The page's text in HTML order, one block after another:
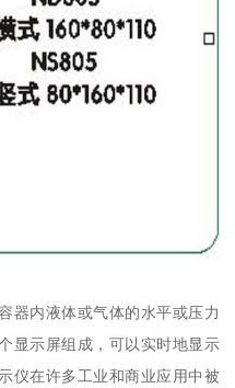
器内液体或气体的水平或压力
显示屏组成，可以实时地显示
仪在许多工业和商业应用中被